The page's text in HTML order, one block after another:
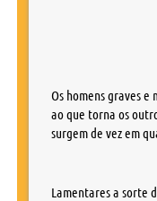
Os homens graves e
ao que torna os
surgem de vez em
Lamentares a sorte